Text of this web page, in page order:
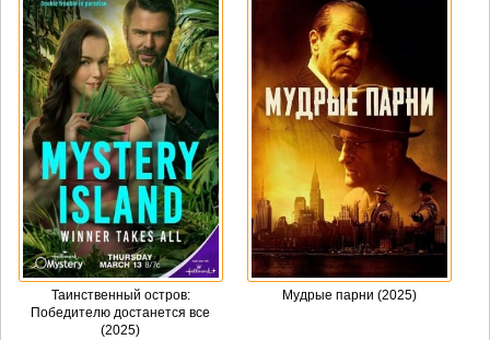
Таинственный остров:
Победителю достанется все
(2025)
Мудрые парни (2025)